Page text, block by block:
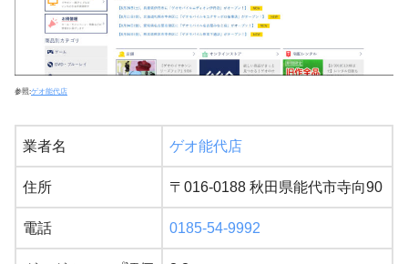
参照:ゲオ能代店
業者名 ゲオ能代店
住所 〒016-0188 秋田県能代市寺向90
電話 0185-54-9992